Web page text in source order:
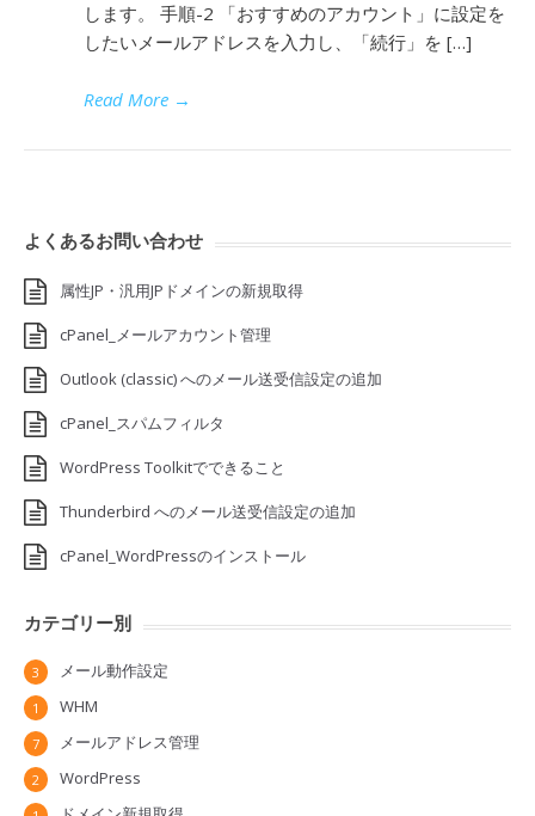
します。 手順-2 「おすすめのアカウント」に設定を
したいメールアドレスを入力し、「続行」を […]
Read More →
よくあるお問い合わせ
属性JP・汎用JPドメインの新規取得
cPanel_メールアカウント管理
Outlook (classic) へのメール送受信設定の追加
cPanel_スパムフィルタ
WordPress Toolkitでできること
Thunderbird へのメール送受信設定の追加
cPanel_WordPressのインストール
カテゴリー別
メール動作設定
3
WHM
1
メールアドレス管理
7
WordPress
2